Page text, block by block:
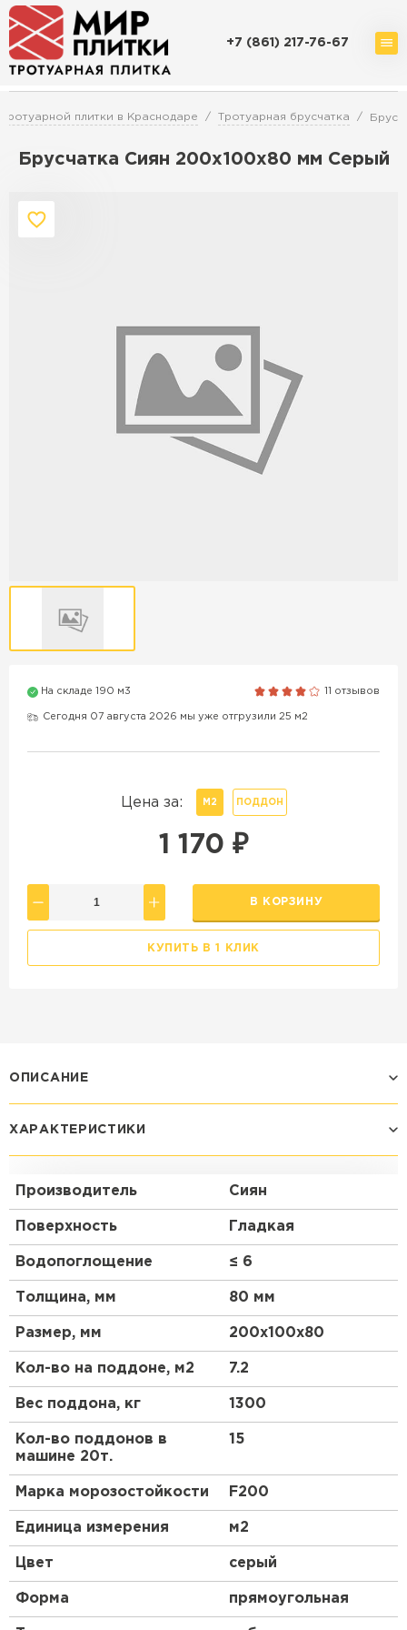
+7 (861) 217-76-67
плитки в Краснодаре Тротуарная брусчатка
Брусчатка Сиян 200х100х80 мм Серый
На складе 190 м3 11 отзывов
Сегодня 07 августа 2026 мы уже отгрузили 25 м2
Цена за: М2 ПОДДОН
1 170 ₽
В КОРЗИНУ
КУПИТЬ В 1 КЛИК
ОПИСАНИЕ
ХАРАКТЕРИСТИКИ
Производитель Сиян
Поверхность Гладкая
Водопоглощение ≤ 6
Толщина, мм 80 мм
Размер, мм 200х100х80
Кол-во на поддоне, м2 7.2
Вес поддона, кг 1300
Кол-во поддонов в
машине 20т.
15
Марка морозостойкости F200
Единица измерения м2
Цвет серый
Форма прямоугольная
Перейти в каталог
Продажа бордюров в
Краснодаре
ПОКАЗАТЬ БОЛЬШЕ